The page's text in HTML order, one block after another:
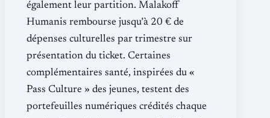
également leur partition. Malakoff
Humanis rembourse jusqu’à 20 € de
dépenses culturelles par trimestre sur
présentation du ticket. Certaines
complémentaires santé, inspirées du «
Pass Culture » des jeunes, testent des
portefeuilles numériques crédités chaque